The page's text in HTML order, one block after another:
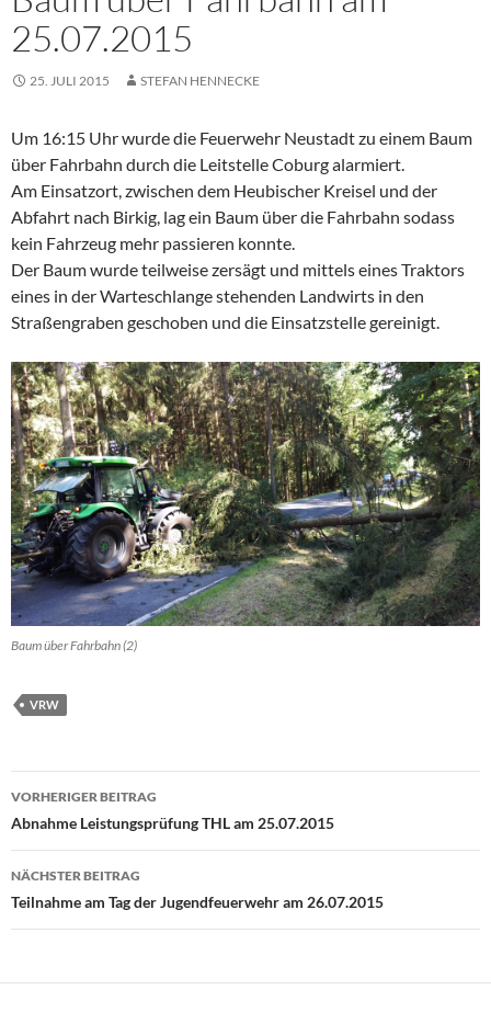
25.07.2015
25. JULI 2015 STEFAN HENNECKE
Um 16:15 Uhr wurde die Feuerwehr Neustadt zu einem Baum
über Fahrbahn durch die Leitstelle Coburg alarmiert.
Am Einsatzort, zwischen dem Heubischer Kreisel und der
Abfahrt nach Birkig, lag ein Baum über die Fahrbahn sodass
kein Fahrzeug mehr passieren konnte.
Der Baum wurde teilweise zersägt und mittels eines Traktors
eines in der Warteschlange stehenden Landwirts in den
Straßengraben geschoben und die Einsatzstelle gereinigt.
Baum über Fahrbahn (2)
VRW
Beitragsnavigation
VORHERIGER BEITRAG
Abnahme Leistungsprüfung THL am 25.07.2015
NÄCHSTER BEITRAG
Teilnahme am Tag der Jugendfeuerwehr am 26.07.2015